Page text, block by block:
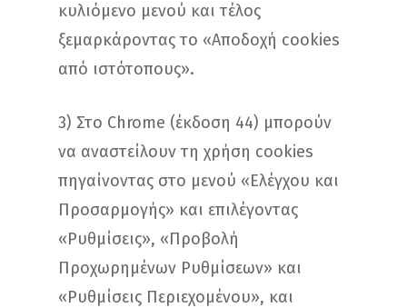
κυλιόμενο μενού και τέλος
ξεμαρκάροντας το «Αποδοχή cookies
από ιστότοπους».
3) Στο Chrome (έκδοση 44) μπορούν
να αναστείλουν τη χρήση cookies
πηγαίνοντας στο μενού «Ελέγχου και
Προσαρμογής» και επιλέγοντας
«Ρυθμίσεις», «Προβολή
Προχωρημένων Ρυθμίσεων» και
«Ρυθμίσεις Περιεχομένου», και